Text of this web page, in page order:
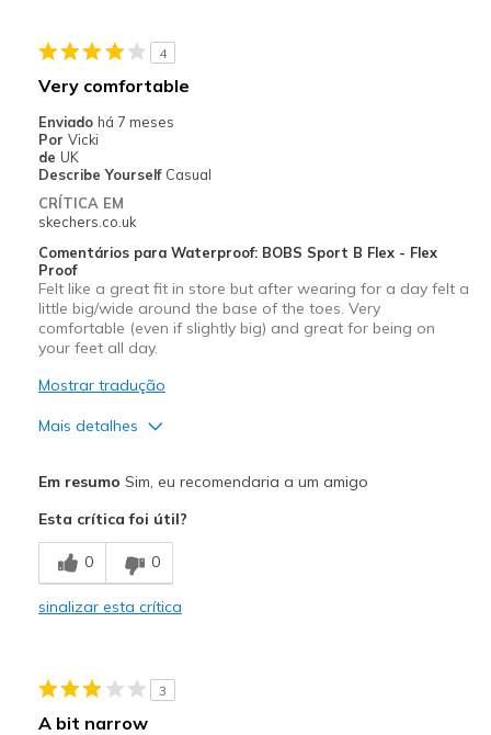
Going Out
4
Very comfortable
Enviado há 7 meses
Por Vicki
de UK
Describe Yourself Casual
CRÍTICA EM
skechers.co.uk
Comentários para Waterproof: BOBS Sport B Flex - Flex
Proof
Felt like a great fit in store but after wearing for a day felt a
little big/wide around the base of the toes. Very
comfortable (even if slightly big) and great for being on
your feet all day.
Mostrar tradução
Mais detalhes
Melhores utilizações
Casual Wear
Travel
Sizing
View On Shoes
Em resumo Sim, eu recomendaria a um amigo
Esta crítica foi útil?
0 0
sinalizar esta crítica
3
A bit narrow